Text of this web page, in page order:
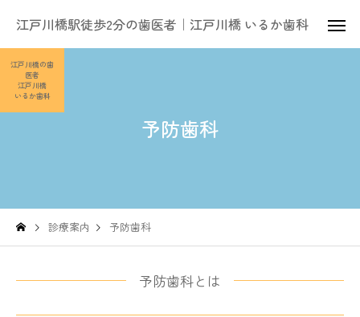
江戸川橋駅徒歩2分の歯医者｜江戸川橋 いるか歯科
予防歯科
江戸川橋の歯
医者
江戸川橋
いるか歯科
診療案内 予防歯科
予防歯科とは